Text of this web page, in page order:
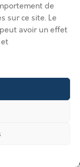
de
sur ce site. Le
avoir un effet
réservés.
Béthune Bruay
dans
Bruay Artois Lys